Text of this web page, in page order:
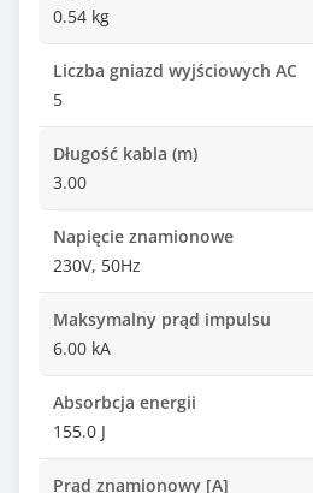
0.54 kg
Liczba gniazd wyjściowych AC
5
Długość kabla (m)
3.00
Napięcie znamionowe
230V, 50Hz
Maksymalny prąd impulsu
6.00 kA
Absorbcja energii
155.0 J
Prąd znamionowy [A]